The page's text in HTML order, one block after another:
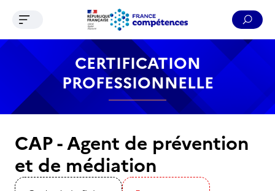
Contenu Recherche Menu Pied de page
Ouvrir le menu de navigation
CERTIFICATION
PROFESSIONNELLE
CAP - Agent de prévention
et de médiation